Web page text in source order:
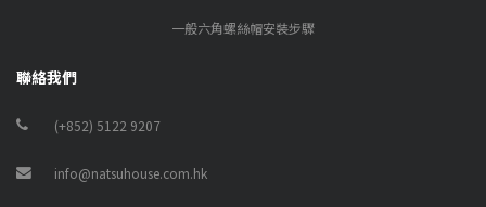
一般六角螺絲帽安裝步驟
聯絡我們
(+852) 5122 9207
info@natsuhouse.com.hk